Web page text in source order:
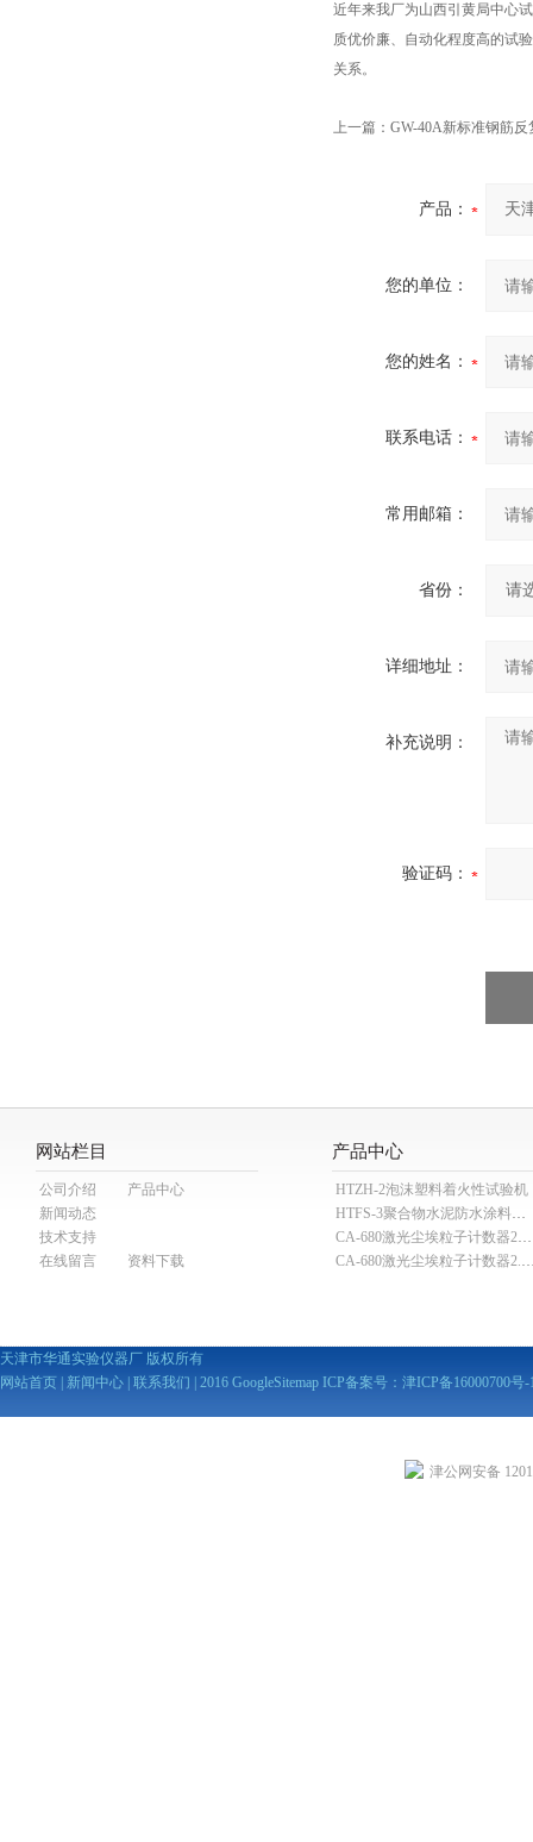
近年来我厂为山西引黄局中心
质优价廉、自动化程度高的试
关系。
上一篇： GW-40A新标准钢筋
产品：
您的单位：
您的姓名：
联系电话：
常用邮箱：
省份：
详细地址：
补充说明：
验证码：
网站栏目
公司介绍
产品中心
新闻动态
技术支持
在线留言
资料下载
产品中心
HTZH-2泡沫塑料着火性试验机
HTFS-3聚合物水泥防水涂料分散机
CA-680激光尘埃粒子计数器28.3L
CA-680激光尘埃粒子
天津市华通实验仪器厂 版权所有
网站首页
新闻中心 联系我们 | 2016 GoogleSitemap ICP备案号： 津ICP备16000700号-
津公网安备